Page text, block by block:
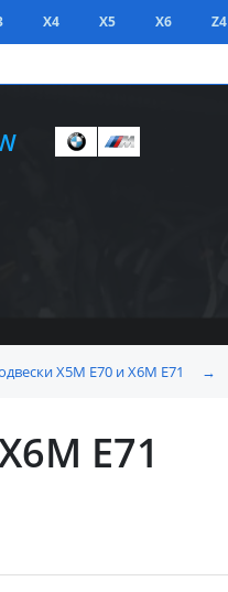
X4 X5 X6 Z4
X5M E70 и X6M E71 →
E71